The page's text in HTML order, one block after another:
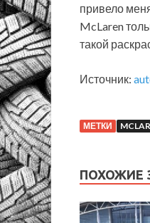
привело
McLaren
такой
Источник:
МЕТКИ
ПОХОЖИЕ